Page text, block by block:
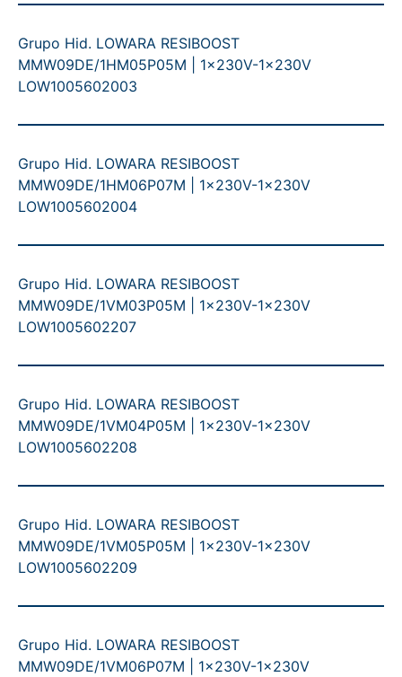
Grupo Hid. LOWARA RESIBOOST
MMW09DE/1HM05P05M | 1x230V-1x230V
LOW1005602003
Grupo Hid. LOWARA RESIBOOST
MMW09DE/1HM06P07M | 1x230V-1x230V
LOW1005602004
Grupo Hid. LOWARA RESIBOOST
MMW09DE/1VM03P05M | 1x230V-1x230V
LOW1005602207
Grupo Hid. LOWARA RESIBOOST
MMW09DE/1VM04P05M | 1x230V-1x230V
LOW1005602208
Grupo Hid. LOWARA RESIBOOST
MMW09DE/1VM05P05M | 1x230V-1x230V
LOW1005602209
Grupo Hid. LOWARA RESIBOOST
MMW09DE/1VM06P07M | 1x230V-1x230V